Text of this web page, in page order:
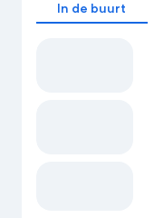
In de buurt